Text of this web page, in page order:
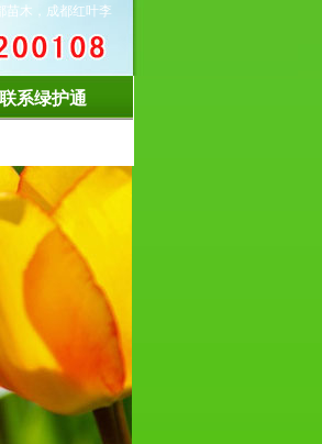
苗木，成都红叶李
联系绿护通